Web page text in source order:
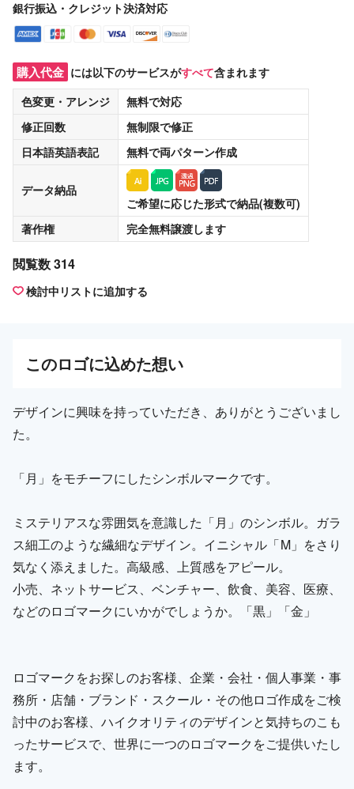
銀行振込・クレジット決済対応
購入代金 には以下のサービスがすべて含まれます
色変更・アレンジ
無料で対応
修正回数
無制限で修正
日本語英語表記
無料で両パターン作成
データ納品
ご希望に応じた形式で納品(複数可)
著作権
完全無料譲渡します
閲覧数 314
検討中リストに追加する
このロゴに込めた想い
デザインに興味を持っていただき、ありがとうございまし
た。
「月」をモチーフにしたシンボルマークです。
ミステリアスな雰囲気を意識した「月」のシンボル。ガラ
ス細工のような繊細なデザイン。イニシャル「M」をさり
気なく添えました。高級感、上質感をアピール。
小売、ネットサービス、ベンチャー、飲食、美容、医療、
などのロゴマークにいかがでしょうか。「黒」「金」
ロゴマークをお探しのお客様、企業・会社・個人事業・事
務所・店舗・ブランド・スクール・その他ロゴ作成をご検
討中のお客様、ハイクオリティのデザインと気持ちのこも
ったサービスで、世界に一つのロゴマークをご提供いたし
ます。